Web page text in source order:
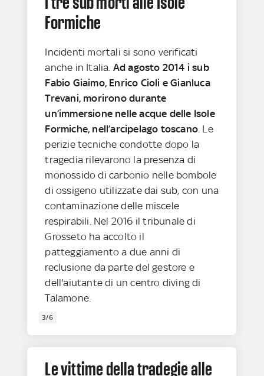
Formiche
Incidenti mortali si sono verificati
anche in Italia. Ad agosto 2014 i sub
Fabio Giaimo, Enrico Cioli e Gianluca
Trevani, morirono durante
un’immersione nelle acque delle Isole
Formiche, nell’arcipelago toscano . Le
perizie tecniche condotte dopo la
tragedia rilevarono la presenza di
monossido di carbonio nelle bombole
di ossigeno utilizzate dai sub, con una
contaminazione delle miscele
respirabili. Nel 2016 il tribunale di
Grosseto ha accolto il
patteggiamento a due anni di
reclusione da parte del gestore e
dell'aiutante di un centro diving di
Talamone.
3/6
Le vittime della tradegie alle